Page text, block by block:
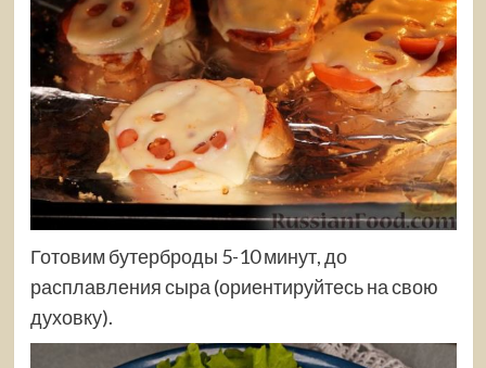
Готовим бутерброды 5-10 минут, до
расплавления сыра (ориентируйтесь на свою
духовку).